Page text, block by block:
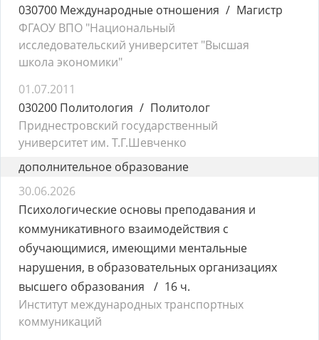
030700 Международные отношения
Магистр
ФГАОУ ВПО "Национальный
исследовательский университет "Высшая
школа экономики"
01.07.2011
030200 Политология
Политолог
Приднестровский государственный
университет им. Т.Г.Шевченко
дополнительное образование
30.06.2026
Психологические основы преподавания и
коммуникативного взаимодействия с
обучающимися, имеющими ментальные
нарушения, в образовательных организациях
высшего образования
16 ч.
Институт международных транспортных
коммуникаций